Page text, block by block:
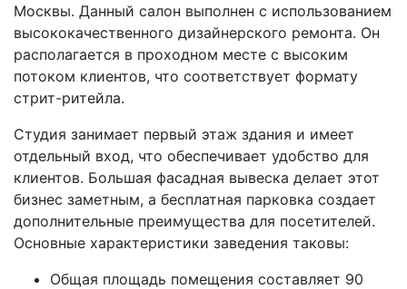
Москвы. Данный салон выполнен с использованием
высококачественного дизайнерского ремонта. Он
располагается в проходном месте с высоким
потоком клиентов, что соответствует формату
стрит-ритейла.
Студия занимает первый этаж здания и имеет
отдельный вход, что обеспечивает удобство для
клиентов. Большая фасадная вывеска делает этот
бизнес заметным, а бесплатная парковка создает
дополнительные преимущества для посетителей.
Основные характеристики заведения таковы:
Общая площадь помещения составляет 90